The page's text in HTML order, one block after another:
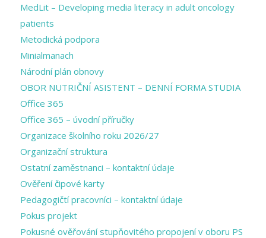
MedLit – Developing media literacy in adult oncology
patients
Metodická podpora
Minialmanach
Národní plán obnovy
OBOR NUTRIČNÍ ASISTENT – DENNÍ FORMA STUDIA
Office 365
Office 365 – úvodní příručky
Organizace školního roku 2026/27
Organizační struktura
Ostatní zaměstnanci – kontaktní údaje
Ověření čipové karty
Pedagogičtí pracovníci – kontaktní údaje
Pokus projekt
Pokusné ověřování stupňovitého propojení v oboru PS